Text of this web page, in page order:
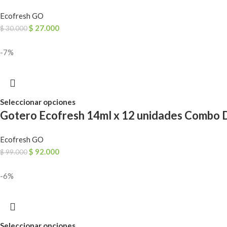
Ecofresh GO
$30.000$ 27.000
-7%
Seleccionar opciones
Gotero Ecofresh 14ml x 12 unidades Combo
Ecofresh GO
$99.000$ 92.000
-6%